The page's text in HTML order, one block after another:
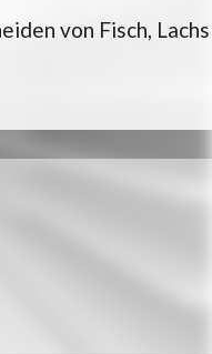
von Fisch, Lachs